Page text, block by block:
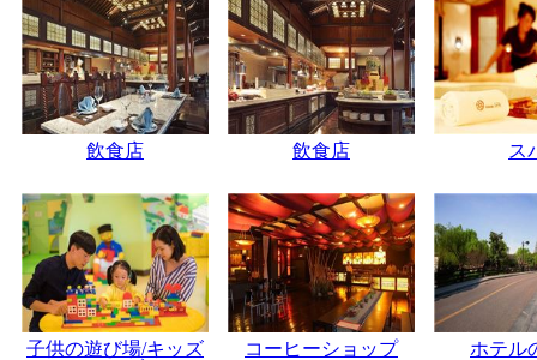
飲食店 飲食店 ス
子供の遊び場/キッズ
コーヒーショップ ホテル